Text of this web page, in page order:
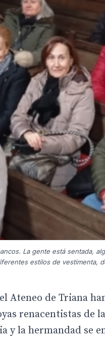
La gente está sentada,
estilos de vestimenta,
Ateneo de Triana
renacentistas de
y la hermandad se